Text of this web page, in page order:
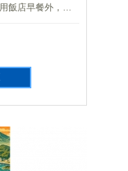
飯店早餐外，並
間交流互動及情